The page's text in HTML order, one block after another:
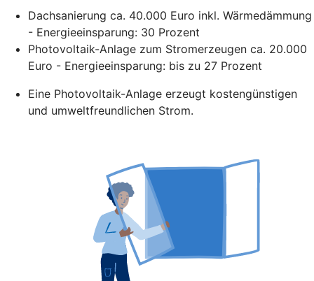
Dachsanierung ca. 40.000 Euro inkl. Wärmedämmung
- Energieeinsparung: 30 Prozent
Photovoltaik-Anlage zum Stromerzeugen ca. 20.000
Euro - Energieeinsparung: bis zu 27 Prozent
Eine Photovoltaik-Anlage erzeugt kostengünstigen
und umweltfreundlichen Strom.